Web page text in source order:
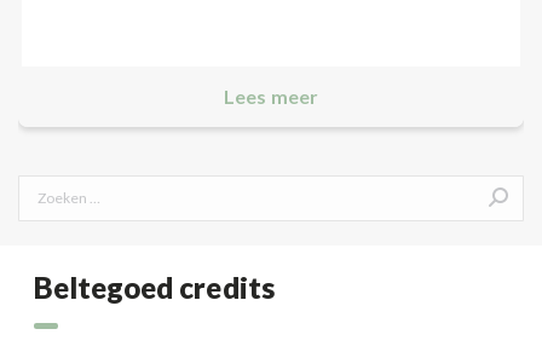
Lees meer
Search:
Beltegoed credits